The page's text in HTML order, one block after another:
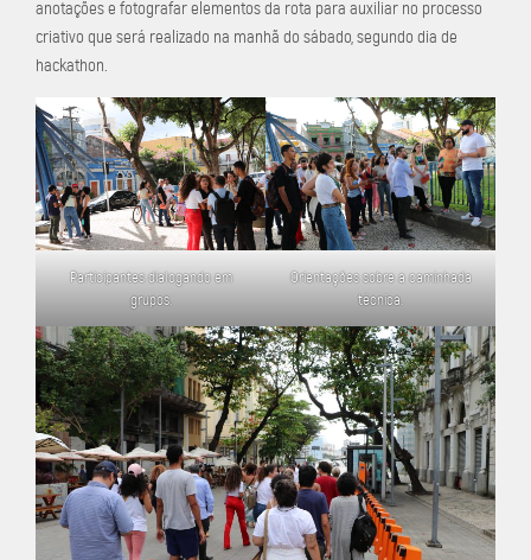
anotações e fotografar elementos da rota para auxiliar no processo
criativo que será realizado na manhã do sábado, segundo dia de
hackathon.
Participantes dialogando em
grupos.
Orientações sobre a caminhada
técnica.